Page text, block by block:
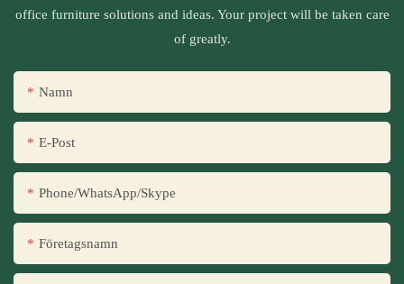
office furniture solutions and ideas. Your project will be taken care
of greatly.
Namn
E-Post
Phone/WhatsApp/Skype
Företagsnamn